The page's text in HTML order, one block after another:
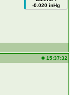
-0.020 inHg
15:37:32